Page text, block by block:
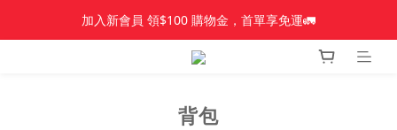
加入新會員 領$100 購物金，首單享免運🚛
加入新會員 領$100 購物金，首單享免運🚛
【新品上市】Amplid＿雪板
背包